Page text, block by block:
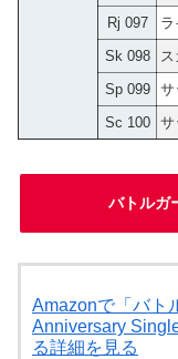
Rj 097
ラ
Sk 098
Sp 099
サ
Sc 100
サ
バトルガ
Amazonで「バト
Anniversary
る詳細を見る